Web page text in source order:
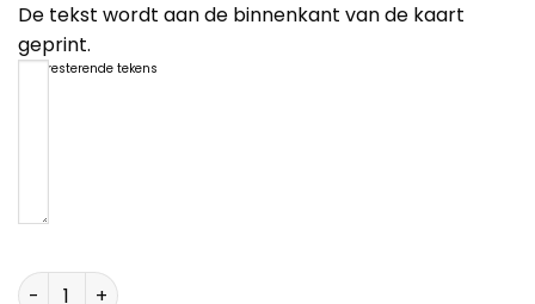
De tekst wordt aan de binnenkant van de kaart
geprint.
resterende tekens
12,5 jaar getrouwd aantal